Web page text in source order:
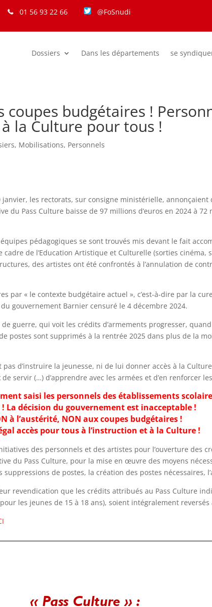
01 56 93 22 66 @FoSnudi
Dossiers Dans les départements se
coupes budgétaires !
la Culture pour tous !
, Mobilisations, Personnels
les rectorats, sur consigne ministérielle, annonçaient
du Pass Culture baisse de 97 millions d’euros en 2024 à
pédagogiques se sont trouvés mis devant le fait
de l’Education Artistique et Culturelle (sorties cinéma,
des artistes ont été confrontés à l’annulation de
par « le contexte budgétaire actuel », c’est-à-dire par la
gouvernement Barnier censuré le 4 décembre 2024.
de guerre, qui voit les crédits d’armements progresser,
postes sont supprimés à la rentrée 2025 dans plus de la
d’instruire la jeunesse, ni de lui donner accès à la
servir (…) d’apprendre avec les armées et d’en renforcer
saisi les personnels des établissements
La décision du gouvernement est inacceptable !
à l’austérité, NON aux coupes budgétaires !
accès pour tous à l’instruction et à la Culture !
des personnels et des artistes pour l’ouverture des
du Pass Culture, pour la mise en œuvre des moyens
de postes, la création des postes nécessaires,
leur revendication que les crédits attribués au Pass Culture
les jeunes de 15 à 18 ans), soient intégralement